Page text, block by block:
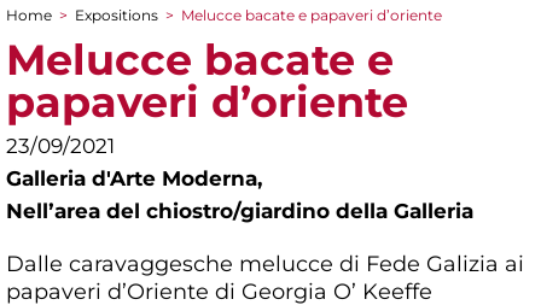
You are here
Home > Expositions > Melucce bacate e papaveri d’oriente
Melucce bacate e
papaveri d’oriente
23/09/2021
Galleria d'Arte Moderna,
Nellʼarea del chiostro/giardino della Galleria
Dalle caravaggesche melucce di Fede Galizia ai
papaveri d’Oriente di Georgia O’ Keeffe